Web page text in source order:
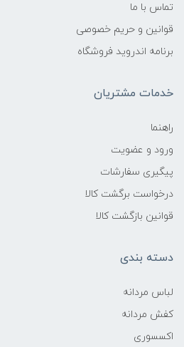
تماس با ما
قوانین و حریم خصوصی
برنامه اندروید فروشگاه
خدمات مشتریان
راهنما
ورود و عضویت
پیگیری سفارشات
درخواست برگشت کالا
قوانین بازگشت کالا
دسته بندی
لباس مردانه
کفش مردانه
اکسسوری